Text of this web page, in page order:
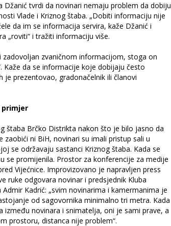
Džanić tvrdi da novinari nemaju problem da dobiju
Vlade i Kriznog štaba. „Dobiti informaciju nije
da im se informacija servira, kaže Džanić i
„roviti“ i tražiti informaciju više.
zadovoljan zvaničnom informacijom, stoga on
Kaže da se informacije koje dobijaju često
je prezentovao, gradonačelnik ili članovi
primjer
štaba Brčko Distrikta nakon što je bilo jasno da
zaobići ni BiH, novinari su imali pristup sali u
se održavaju sastanci Kriznog štaba. Kada se
se promijenila. Prostor za konferencije za medije
Vijećnice. Improvizovano je napravljen press
ruke odgovara novinar i predsjednik Kluba
Kadrić: „svim novinarima i kamermanima je
od sagovornika minimalno tri metra. Kada
između novinara i snimatelja, oni je sami prave, a
prostoru, distanca nije problem“.